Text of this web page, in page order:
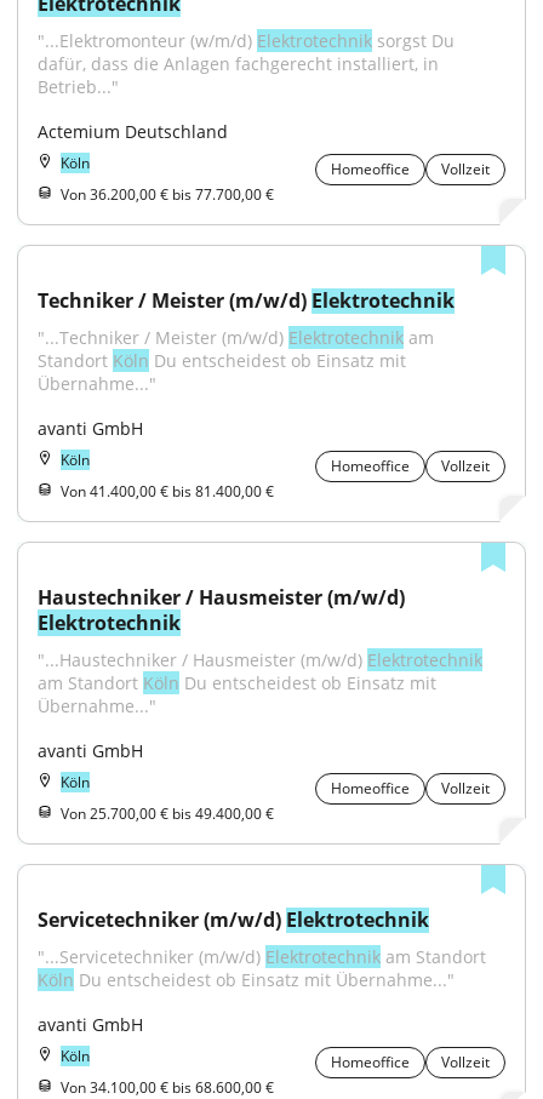
"...Elektromonteur (w/m/d) Elektrotechnik sorgst Du
dafür, dass die Anlagen fachgerecht installiert, in
Betrieb..."
Actemium Deutschland
Köln Homeoffice
Vollzeit
Von 36.200,00 € bis 77.700,00 €
Techniker / Meister (m/w/d) Elektrotechnik
"...Techniker / Meister (m/w/d) Elektrotechnik am
Standort Köln Du entscheidest ob Einsatz mit
Übernahme..."
avanti GmbH
Köln Homeoffice
Vollzeit
Von 41.400,00 € bis 81.400,00 €
Elektrotechnik
"...Haustechniker / Hausmeister (m/w/d) Elektrotechnik
am Standort Köln Du entscheidest ob Einsatz mit
Übernahme..."
avanti GmbH
Köln Homeoffice
Vollzeit
Von 25.700,00 € bis 49.400,00 €
Servicetechniker (m/w/d) Elektrotechnik
"...Servicetechniker (m/w/d) Elektrotechnik
Köln Du entscheidest ob Einsatz mit Übernahme..."
avanti GmbH
Köln Homeoffice
Vollzeit
Von 34.100,00 € bis 68.600,00 €